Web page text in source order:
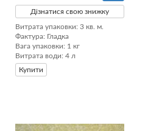
Дізнатися свою знижку
Витрата упаковки: 3 кв. м.
Фактура: Гладка
Вага упаковки: 1 кг
Витрата води: 4 л
Купити